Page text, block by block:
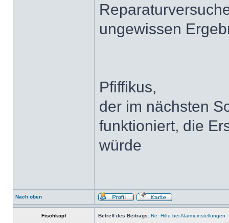
ungewissen
Pfiffikus,
der im nächsten
funktioniert, die
würde
Nach oben
Fischkopf Betreff des Beitrags: Re: Hilfe bei Alarmeinstellungen